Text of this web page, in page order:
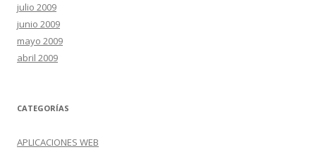
julio 2009
junio 2009
mayo 2009
abril 2009
CATEGORÍAS
APLICACIONES WEB